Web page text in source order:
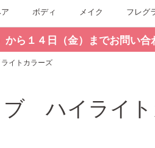
ボディ メイク フレグ
から１４日（金）までお問い
イトカラーズ
ブ ハイライ